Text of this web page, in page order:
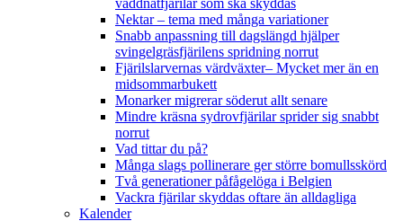
Nektar – tema med många variationer
Snabb anpassning till dagslängd hjälper
svingelgräsfjärilens spridning norrut
Fjärilslarvernas värdväxter– Mycket mer än en
midsommarbukett
Monarker migrerar söderut allt senare
Mindre kräsna sydrovfjärilar sprider sig snabbt
norrut
Vad tittar du på?
Många slags pollinerare ger större bomullsskörd
Två generationer påfågelöga i Belgien
Vackra fjärilar skyddas oftare än alldagliga
Kalender